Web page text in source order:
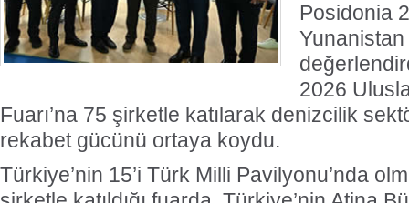
Posidonia
Yunanistan
2026
Fuarı’na 75 şirketle katılarak denizcilik
rekabet gücünü ortaya koydu.
Türkiye’nin 15’i Türk Milli Pavilyonu’nda